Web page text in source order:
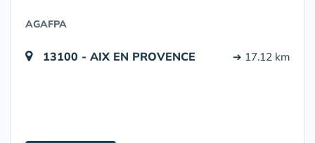
AGAFPA
13100 - AIX EN PROVENCE ➔ 17.12 km